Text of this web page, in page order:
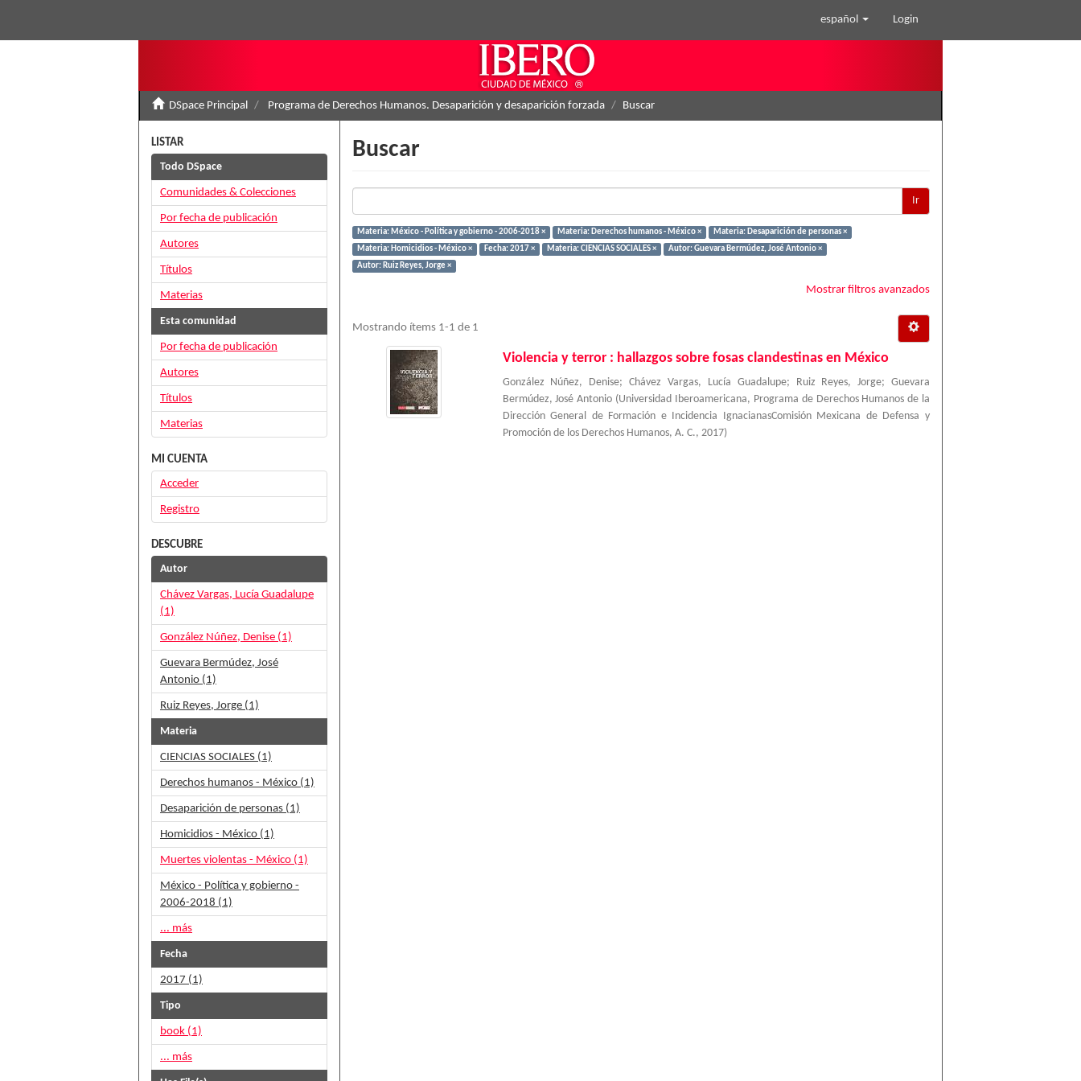
español Login
DSpace Principal Programa de Derechos Humanos. Desaparición y desaparición forzada Buscar
Buscar
Ir
Materia: México - Política y gobierno - 2006-2018 × Materia: Derechos humanos - México ×
Materia: Desaparición de personas ×
Materia: Homicidios - México ×
Fecha: 2017 × Materia: CIENCIAS SOCIALES ×
Autor: Guevara Bermúdez, José Antonio ×
Autor: Ruiz Reyes, Jorge ×
Mostrar filtros avanzados
Mostrando ítems 1-1 de 1
Violencia y terror : hallazgos sobre fosas clandestinas en México
González Núñez, Denise;Chávez Vargas, Lucía Guadalupe; Ruiz Reyes, Jorge;Guevara
Bermúdez, José Antonio (Universidad Iberoamericana, Programa de Derechos Humanos de la
Dirección General de Formación e Incidencia IgnacianasComisión Mexicana de Defensa y
Promoción de los Derechos Humanos, A. C., 2017)
LISTAR
Todo DSpace
Comunidades & Colecciones
Por fecha de publicación
Autores
Títulos
Materias
Esta comunidad
Por fecha de publicación
Autores
Títulos
Materias
MI CUENTA
Acceder
Registro
DESCUBRE
Autor
Chávez Vargas, Lucía Guadalupe
(1)
González Núñez, Denise (1)
Guevara Bermúdez, José
Antonio (1)
Ruiz Reyes, Jorge (1)
Materia
CIENCIAS SOCIALES (1)
Derechos humanos - México (1)
Desaparición de personas (1)
Homicidios - México (1)
Muertes violentas - México (1)
México - Política y gobierno -
2006-2018 (1)
... más
Fecha
2017 (1)
Tipo
book (1)
... más